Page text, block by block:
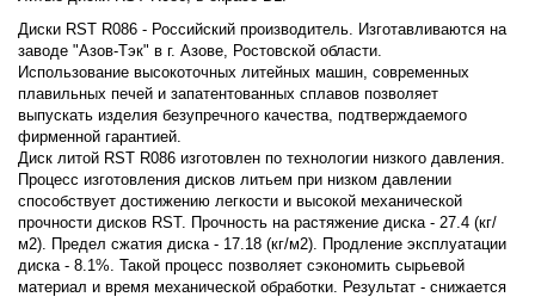
Диски RST R086 - Российский производитель. Изготавливаются на
заводе "Азов-Тэк" в г. Азове, Ростовской области.
Использование высокоточных литейных машин, современных
плавильных печей и запатентованных сплавов позволяет
выпускать изделия безупречного качества, подтверждаемого
фирменной гарантией.
Диск литой RST R086 изготовлен по технологии низкого давления.
Процесс изготовления дисков литьем при низком давлении
способствует достижению легкости и высокой механической
прочности дисков RST. Прочность на растяжение диска - 27.4 (кг/
м2). Предел сжатия диска - 17.18 (кг/м2). Продление эксплуатации
диска - 8.1%. Такой процесс позволяет сэкономить сырьевой
материал и время механической обработки. Результат - снижается